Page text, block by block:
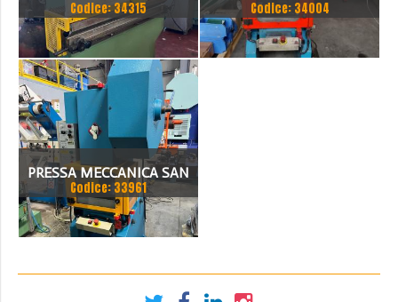
MECCANICA
Codice: 34315
GIACOMO
Codice: 34004
PRESSA MECCANICA SAN
GIACOMO T20 CE
Codice: 33961